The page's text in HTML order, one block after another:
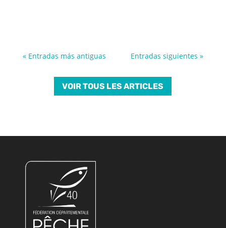
« Entradas más antiguas Entradas siguientes »
VOIR TOUS LES ARTICLES